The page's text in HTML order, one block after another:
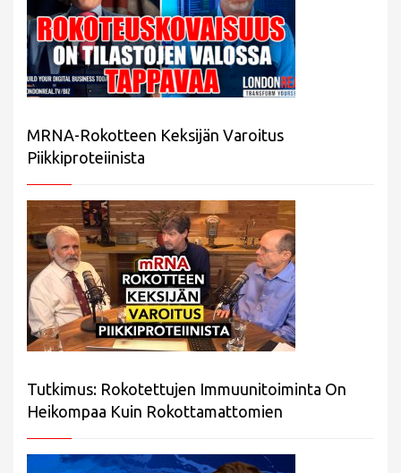
MRNA-Rokotteen Keksijän Varoitus
Piikkiproteiinista
Tutkimus: Rokotettujen Immuunitoiminta On
Heikompaa Kuin Rokottamattomien